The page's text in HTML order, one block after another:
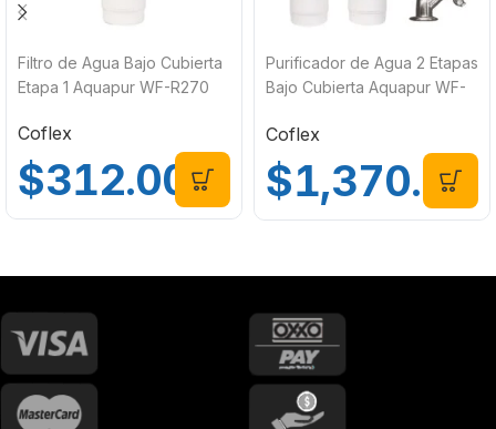
Filtro de Agua Bajo Cubierta
Etapa 1 Aquapur WF-R270
Coflex
$312.00
Purificador de Agua 2 Etapas
Bajo Cubierta Aquapur WF-
Coflex
$1,370.00